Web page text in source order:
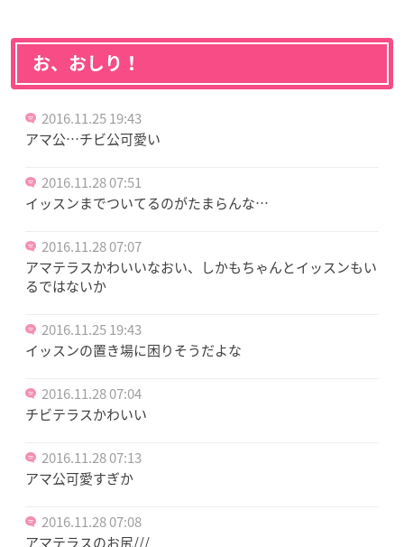
お、おしり！
2016.11.25 19:43
アマ公…チビ公可愛い
2016.11.28 07:51
イッスンまでついてるのがたまらんな…
2016.11.28 07:07
アマテラスかわいいなおい、しかもちゃんとイッスンもい
るではないか
2016.11.25 19:43
イッスンの置き場に困りそうだよな
2016.11.28 07:04
チビテラスかわいい
2016.11.28 07:13
アマ公可愛すぎか
2016.11.28 07:08
アマテラスのお尻///